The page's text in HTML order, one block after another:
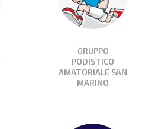
GRUPPO
PODISTICO
AMATORIALE SAN
MARINO